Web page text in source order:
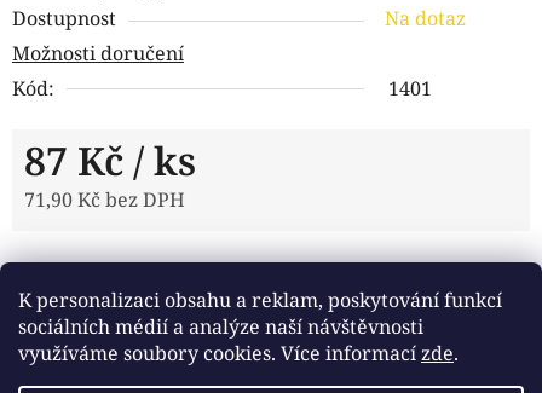
K personalizaci obsahu a reklam, poskytování funkcí
sociálních médií a analýze naší návštěvnosti
využíváme soubory cookies. Více informacízde.
Dostupnost
Na dotaz
Možnosti doručení
Kód:
1401
87 Kč / ks
71,90 Kč bez DPH